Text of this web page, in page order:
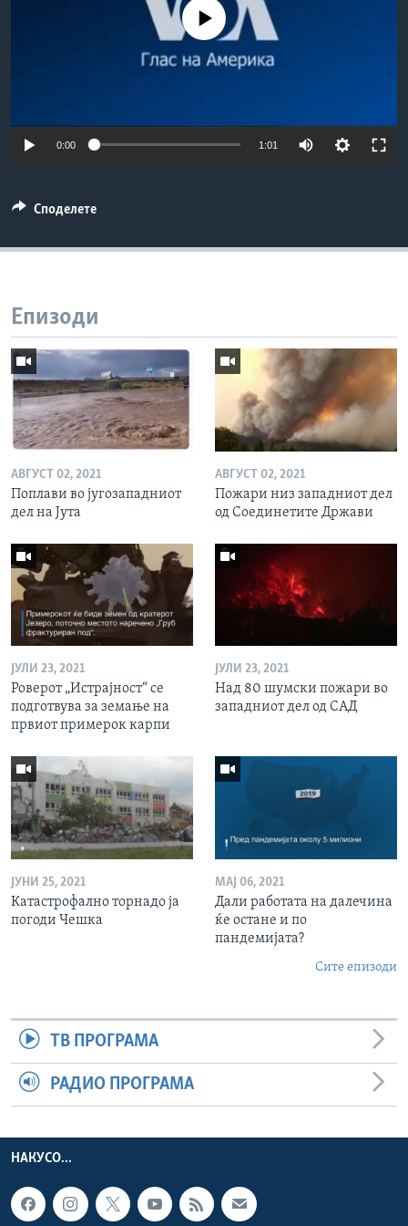
No media source currently available
0:00 1:01
Споделете
Епизоди
АВГУСТ 02, 2021
Поплави во југозападниот
дел на Јута
АВГУСТ 02, 2021
Пожари низ западниот дел
од Соединетите Држави
ЈУЛИ 23, 2021
Роверот „Истрајност“ се
подготвува за земање на
првиот примерок карпи
ЈУЛИ 23, 2021
Над 80 шумски пожари во
западниот дел од САД
ЈУНИ 25, 2021
Катастрофално торнадо ја
погоди Чешка
МАЈ 06, 2021
Дали работата на далечина
ќе остане и по
пандемијата?
Сите епизоди
ТВ ПРОГРАМА
РАДИО ПРОГРАМА
НАКУСО...